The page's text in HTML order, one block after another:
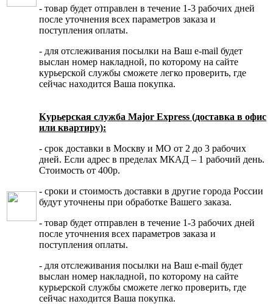
- товар будет отправлен в течение 1-3 рабочих дней
после уточнения всех параметров заказа и
поступления оплаты.
- для отслеживания посылки на Ваш e-mail будет
выслан номер накладной, по которому на сайте
курьерской службы сможете легко проверить, где
сейчас находится Ваша покупка.
Курьерская служба Major Express (доставка в офис
или квартиру):
- срок доставки в Москву и МО от 2 до 3 рабочих
дней. Если адрес в пределах МКАД – 1 рабочий день.
Стоимость от 400р.
- сроки и стоимость доставки в другие города России
будут уточнены при обработке Вашего заказа.
- товар будет отправлен в течение 1-3 рабочих дней
после уточнения всех параметров заказа и
поступления оплаты.
- для отслеживания посылки на Ваш e-mail будет
выслан номер накладной, по которому на сайте
курьерской службы сможете легко проверить, где
сейчас находится Ваша покупка.